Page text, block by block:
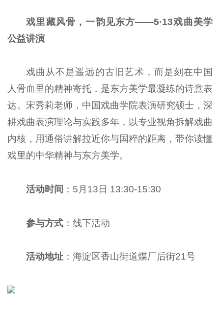
戏里藏风骨，一韵见东方——5·13戏曲美学
公益讲演
戏曲从不是遥远的古旧艺术，而是刻在中国
人骨血里的精神寄托，是东方美学最凝练的诗意表
达。宋秀莉老师，中国戏曲学院表演研究硕士，深
耕戏曲表演理论与实践多年，以专业视角拆解戏曲
内核，用通俗讲解拉近你与国粹的距离，带你读懂
戏里的中华精神与东方美学。
活动时间 ：5月13日 13:30-15:30
参与方式 ：线下活动
活动地址 ：海淀区香山街道煤厂后街21号